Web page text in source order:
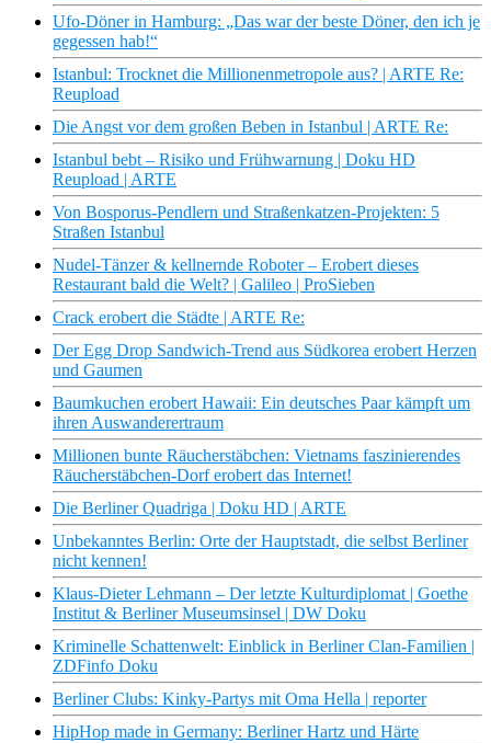
Ufo-Döner in Hamburg: „Das war der beste Döner, den ich je
gegessen hab!“
Istanbul: Trocknet die Millionenmetropole aus? | ARTE Re:
Reupload
Die Angst vor dem großen Beben in Istanbul | ARTE Re:
Istanbul bebt – Risiko und Frühwarnung | Doku HD
Reupload | ARTE
Von Bosporus-Pendlern und Straßenkatzen-Projekten: 5
Straßen Istanbul
Nudel-Tänzer & kellnernde Roboter – Erobert dieses
Restaurant bald die Welt? | Galileo | ProSieben
Crack erobert die Städte | ARTE Re:
Der Egg Drop Sandwich-Trend aus Südkorea erobert Herzen
und Gaumen
Baumkuchen erobert Hawaii: Ein deutsches Paar kämpft um
ihren Auswanderertraum
Millionen bunte Räucherstäbchen: Vietnams faszinierendes
Räucherstäbchen-Dorf erobert das Internet!
Die Berliner Quadriga | Doku HD | ARTE
Unbekanntes Berlin: Orte der Hauptstadt, die selbst Berliner
nicht kennen!
Klaus-Dieter Lehmann – Der letzte Kulturdiplomat | Goethe
Institut & Berliner Museumsinsel | DW Doku
Kriminelle Schattenwelt: Einblick in Berliner Clan-Familien |
ZDFinfo Doku
Berliner Clubs: Kinky-Partys mit Oma Hella | reporter
HipHop made in Germany: Berliner Hartz und Härte